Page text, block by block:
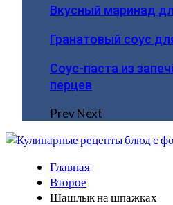
Вкусный маринад
Гранатовый соус
Соус-паста из
перцев
PrevNext
Главная
Второе
Шашлык на шпажках